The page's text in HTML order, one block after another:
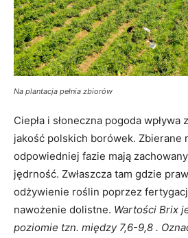
Na plantacja pełnia zbiorów
Ciepła i słoneczna pogoda
jakość polskich borówek. Zbierane
odpowiedniej fazie mają
jędrność. Zwłaszcza tam gdzie
odżywienie roślin poprzez
nawożenie dolistne. Wartości Brix
poziomie tzn. między 7,6-9,8 .